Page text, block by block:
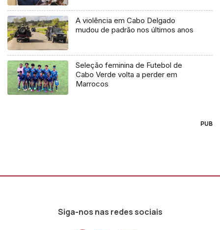
A violência em Cabo Delgado
mudou de padrão nos últimos anos
Seleção feminina de Futebol de
Cabo Verde volta a perder em
Marrocos
PUB
Siga-nos nas redes sociais